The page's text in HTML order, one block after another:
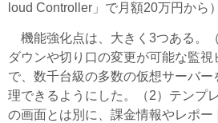
loud Controller」で月額20万円から）
機能強化点は、大きく3つある。
ダウンや切り口の変更が可能な監視
で、数千台級の多数の仮想サーバ
理できるようにした。（2）テンプ
の画面とは別に、課金情報やレポー